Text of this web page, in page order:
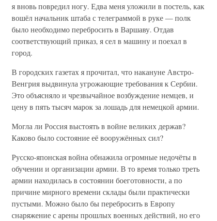
я вновь повредил ногу. Едва меня уложили в постель, как
вошёл начальник штаба с телеграммой в руке — полк
было необходимо перебросить в Варшаву. Отдав
соответствующий приказ, я сел в машину и поехал в
город.
В городских газетах я прочитал, что накануне Австро-
Венгрия выдвинула угрожающие требования к Сербии.
Это объясняло и чрезвычайное возбуждение немцев, и
цену в пять тысяч марок за лошадь для немецкой армии.
Могла ли Россия выстоять в войне великих держав?
Каково было состояние её вооружённых сил?
Русско-японская война обнажила огромные недочёты в
обучении и организации армии. В то время только треть
армии находилась в состоянии боеготовности, а по
причине мирного времени склады были практически
пустыми. Можно было бы перебросить в Европу
снаряжение с арены прошлых военных действий, но его